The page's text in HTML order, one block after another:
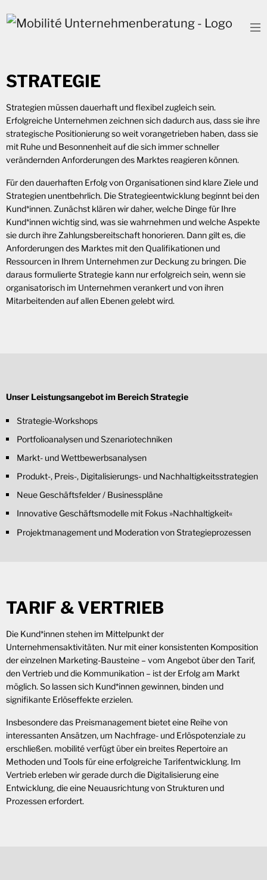
STRATEGIE
Strategien müssen dauerhaft und flexibel zugleich sein.
Erfolgreiche Unternehmen zeichnen sich dadurch aus, dass sie ihre
strategische Positionierung so weit vorangetrieben haben, dass sie
mit Ruhe und Besonnenheit auf die sich immer schneller
verändernden Anforderungen des Marktes reagieren können.
Für den dauerhaften Erfolg von Organisationen sind klare Ziele und
Strategien unentbehrlich. Die Strategieentwicklung beginnt bei den
Kund*innen. Zunächst klären wir daher, welche Dinge für Ihre
Kund*innen wichtig sind, was sie wahrnehmen und welche Aspekte
sie durch ihre Zahlungsbereitschaft honorieren. Dann gilt es, die
Anforderungen des Marktes mit den Qualifikationen und
Ressourcen in Ihrem Unternehmen zur Deckung zu bringen. Die
daraus formulierte Strategie kann nur erfolgreich sein, wenn sie
organisatorisch im Unternehmen verankert und von ihren
Mitarbeitenden auf allen Ebenen gelebt wird.
Unser Leistungsangebot im Bereich Strategie
Strategie-Workshops
Portfolioanalysen und Szenariotechniken
Markt- und Wettbewerbsanalysen
Produkt-, Preis-, Digitalisierungs- und Nachhaltigkeitsstrategien
Neue Geschäftsfelder / Businesspläne
Innovative Geschäftsmodelle mit Fokus »Nachhaltigkeit«
Projektmanagement und Moderation von Strategieprozessen
TARIF & VERTRIEB
Die Kund*innen stehen im Mittelpunkt der
Unternehmensaktivitäten. Nur mit einer konsistenten Komposition
der einzelnen Marketing-Bausteine – vom Angebot über den Tarif,
den Vertrieb und die Kommunikation – ist der Erfolg am Markt
möglich. So lassen sich Kund*innen gewinnen, binden und
signifikante Erlöseffekte erzielen.
Insbesondere das Preismanagement bietet eine Reihe von
interessanten Ansätzen, um Nachfrage- und Erlöspotenziale zu
erschließen. mobilité verfügt über ein breites Repertoire an
Methoden und Tools für eine erfolgreiche Tarifentwicklung. Im
Vertrieb erleben wir gerade durch die Digitalisierung eine
Entwicklung, die eine Neuausrichtung von Strukturen und
Prozessen erfordert.